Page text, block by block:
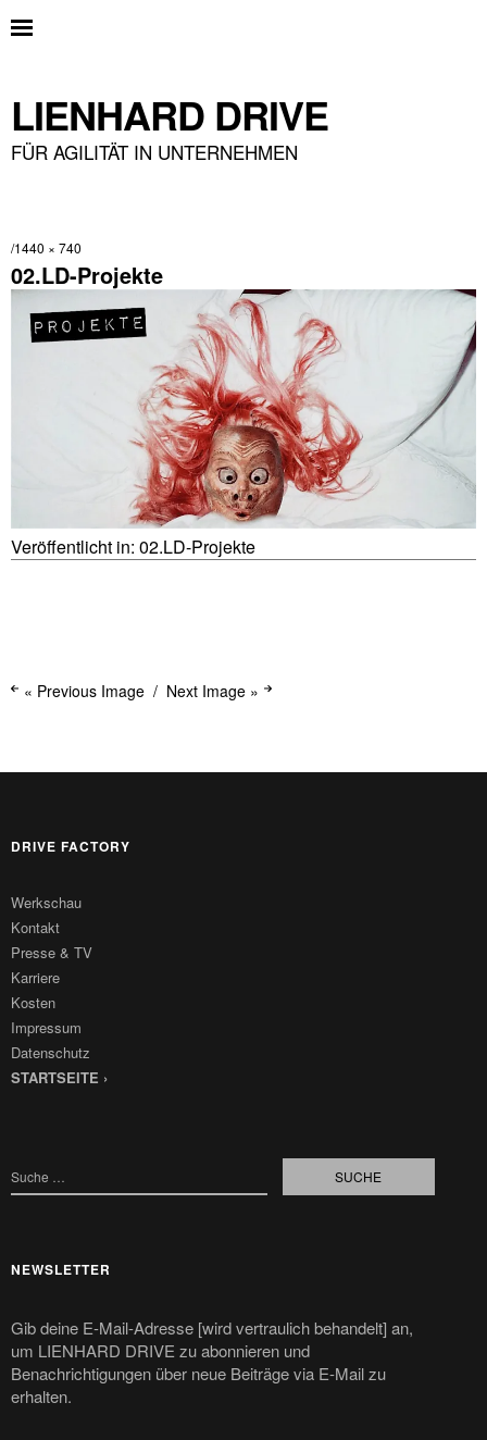
LIENHARD DRIVE
FÜR AGILITÄT IN UNTERNEHMEN
1440 × 740
02.LD-Projekte
Veröffentlicht in: 02.LD-Projekte
« Previous Image Next Image »
DRIVE FACTORY
Werkschau
Kontakt
Presse & TV
Karriere
Kosten
Impressum
Datenschutz
STARTSEITE ›
NEWSLETTER
Gib deine E-Mail-Adresse [wird vertraulich behandelt] an,
um LIENHARD DRIVE zu abonnieren und
Benachrichtigungen über neue Beiträge via E-Mail zu
erhalten.